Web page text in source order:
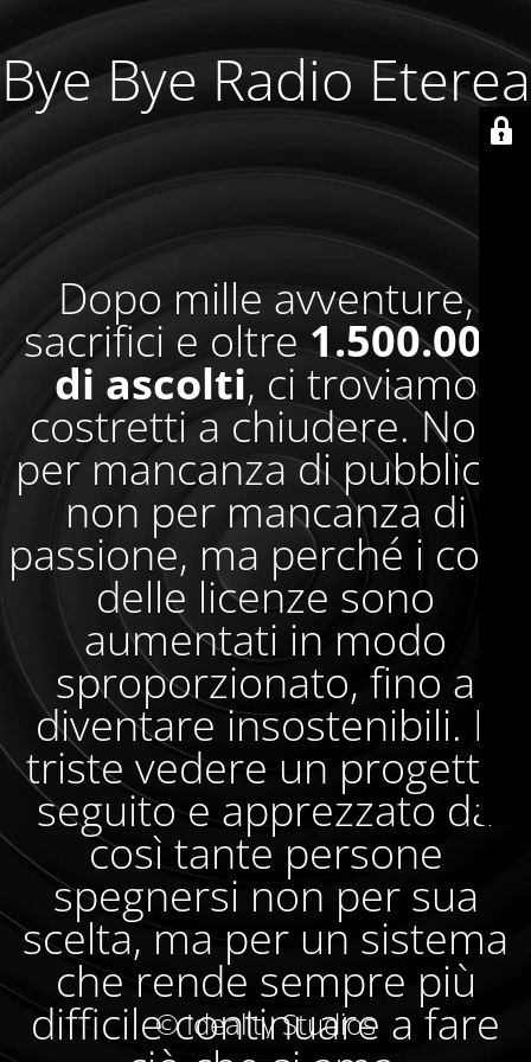
Bye Bye Radio Eterea
Dopo mille avventure,
sacrifici e oltre1.500.000
di ascolti, ci troviamo
costretti a chiudere. Non
per mancanza di pubblico,
non per mancanza di
passione, ma perché i costi
delle licenze sono
aumentati in modo
sproporzionato, fino a
diventare insostenibili. È
triste vedere un progetto
seguito e apprezzato da
così tante persone
spegnersi non per sua
scelta, ma per un sistema
che rende sempre più
difficile continuare a fare
© Ideality Studios